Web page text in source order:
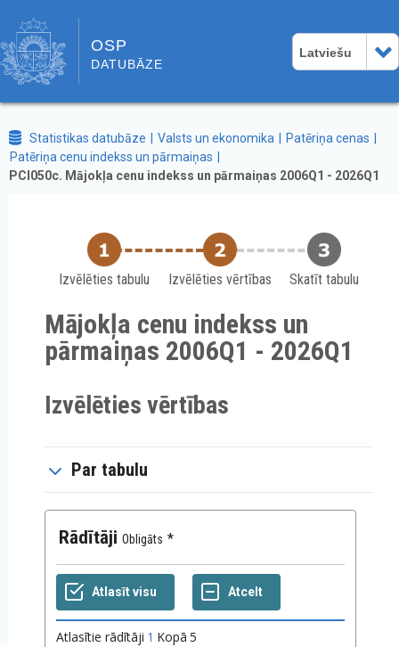
OSP
DATUBĀZE
Latviešu
Statistikas datubāze Valsts un ekonomika
Patēriņa cenas
Patēriņa cenu indekss un pārmaiņas
PCI050c. Mājokļa cenu indekss un pārmaiņas 2006Q1 - 2026Q1
Izvēlēties tabulu Izvēlēties vērtības Skatīt tabulu
Mājokļa cenu indekss un
pārmaiņas 2006Q1 - 2026Q1
Izvēlēties vērtības
Par tabulu
Rādītāji Obligāts
Atlasītie rādītāji 1 Kopā 5